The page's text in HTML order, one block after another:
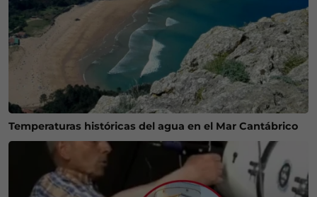
Temperaturas históricas del agua en el Mar Cantábrico